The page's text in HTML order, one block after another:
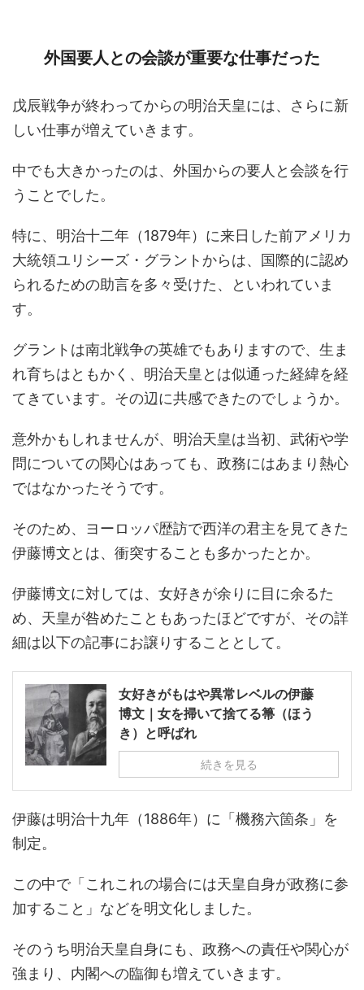
外国要人との会談が重要な仕事だった
戊辰戦争が終わってからの明治天皇には、さらに新
しい仕事が増えていきます。
中でも大きかったのは、外国からの要人と会談を行
うことでした。
特に、明治十二年（1879年）に来日した前アメリカ
大統領ユリシーズ・グラントからは、国際的に認め
られるための助言を多々受けた、といわれていま
す。
グラントは南北戦争の英雄でもありますので、生ま
れ育ちはともかく、明治天皇とは似通った経緯を経
てきています。その辺に共感できたのでしょうか。
意外かもしれませんが、明治天皇は当初、武術や学
問についての関心はあっても、政務にはあまり熱心
ではなかったそうです。
そのため、ヨーロッパ歴訪で西洋の君主を見てきた
伊藤博文とは、衝突することも多かったとか。
伊藤博文に対しては、女好きが余りに目に余るた
め、天皇が咎めたこともあったほどですが、その詳
細は以下の記事にお譲りすることとして。
女好きがもはや異常レベルの伊藤
博文｜女を掃いて捨てる箒（ほう
き）と呼ばれ
続きを見る
伊藤は明治十九年（1886年）に「機務六箇条」を
制定。
この中で「これこれの場合には天皇自身が政務に参
加すること」などを明文化しました。
そのうち明治天皇自身にも、政務への責任や関心が
強まり、内閣への臨御も増えていきます。